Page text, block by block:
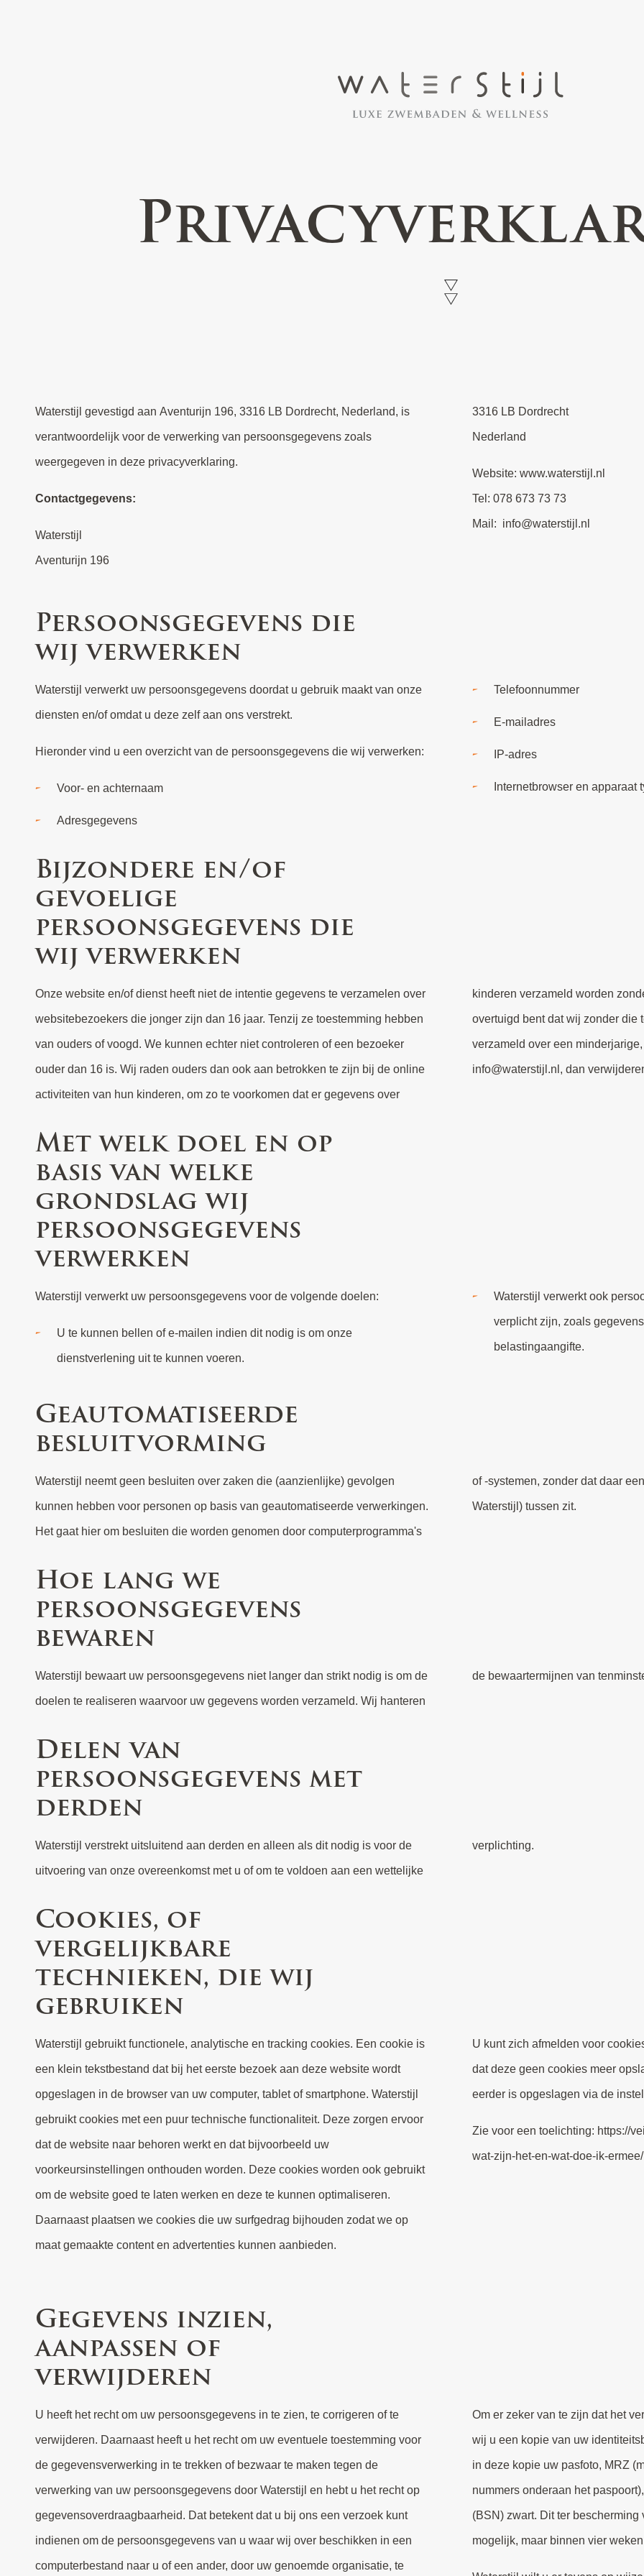
Waterstijl gevestigd aan Aventurijn 196, 3316 LB Dordrecht, Nederland, is
verantwoordelijk voor de verwerking van persoonsgegevens zoals
weergegeven in deze privacyverklaring.
Contactgegevens:
Waterstijl
Aventurijn 196
3316 LB Dordrecht
Nederland
Website: www.waterstijl.nl
Tel: 078 673 73 73
Mail: info@waterstijl.nl
Persoonsgegevens die
wij verwerken
Waterstijl verwerkt uw persoonsgegevens doordat u gebruik maakt van onze
diensten en/of omdat u deze zelf aan ons verstrekt.
Hieronder vind u een overzicht van de persoonsgegevens die wij verwerken:
Voor- en achternaam
Adresgegevens
Telefoonnummer
E-mailadres
IP-adres
Internetbrowser en apparaat
Bijzondere en/of
gevoelige
persoonsgegevens die
wij verwerken
Onze website en/of dienst heeft niet de intentie gegevens te verzamelen over
websitebezoekers die jonger zijn dan 16 jaar. Tenzij ze toestemming hebben
van ouders of voogd. We kunnen echter niet controleren of een bezoeker
ouder dan 16 is. Wij raden ouders dan ook aan betrokken te zijn bij de online
activiteiten van hun kinderen, om zo te voorkomen dat er gegevens over
kinderen verzameld worden zonder ouderlijke toestemming. Als u er van
overtuigd bent dat wij zonder die toestemming persoonlijke gegevens hebben
verzameld over een minderjarige, neem dan contact met ons op via
info@waterstijl.nl, dan
Met welk doel en op
basis van welke
grondslag wij
persoonsgegevens
verwerken
Waterstijl verwerkt uw persoonsgegevens voor de volgende doelen:
U te kunnen bellen of e-mailen indien dit nodig is om onze
dienstverlening uit te kunnen voeren.
Waterstijl verwerkt ook
verplicht zijn, zoals
belastingaangifte.
Geautomatiseerde
besluitvorming
Waterstijl neemt geen besluiten over zaken die (aanzienlijke) gevolgen
kunnen hebben voor personen op basis van geautomatiseerde verwerkingen.
Het gaat hier om besluiten die worden genomen door computerprogramma's
of -systemen, zonder dat daar een mens (bijvoorbeeld een medewerker van
Waterstijl) tussen zit.
Hoe lang we
persoonsgegevens
bewaren
Waterstijl bewaart uw persoonsgegevens niet langer dan strikt nodig is om de
doelen te realiseren waarvoor uw gegevens worden verzameld. Wij hanteren
de bewaartermijnen van
Delen van
persoonsgegevens met
derden
Waterstijl verstrekt uitsluitend aan derden en alleen als dit nodig is voor de
uitvoering van onze overeenkomst met u of om te voldoen aan een wettelijke
verplichting.
Cookies, of
vergelijkbare
technieken, die wij
gebruiken
Waterstijl gebruikt functionele, analytische en tracking cookies. Een cookie is
een klein tekstbestand dat bij het eerste bezoek aan deze website wordt
opgeslagen in de browser van uw computer, tablet of smartphone. Waterstijl
gebruikt cookies met een puur technische functionaliteit. Deze zorgen ervoor
dat de website naar behoren werkt en dat bijvoorbeeld uw
voorkeursinstellingen onthouden worden. Deze cookies worden ook gebruikt
om de website goed te laten werken en deze te kunnen optimaliseren.
Daarnaast plaatsen we cookies die uw surfgedrag bijhouden zodat we op
maat gemaakte content en advertenties kunnen aanbieden.
U kunt zich afmelden voor
dat deze geen cookies meer
eerder is opgeslagen via de
Zie voor een toelichting: https://
wat-zijn-het-en-wat-doe-ik-ermee/
Gegevens inzien,
aanpassen of
verwijderen
U heeft het recht om uw persoonsgegevens in te zien, te corrigeren of te
verwijderen. Daarnaast heeft u het recht om uw eventuele toestemming voor
de gegevensverwerking in te trekken of bezwaar te maken tegen de
verwerking van uw persoonsgegevens door Waterstijl en hebt u het recht op
gegevensoverdraagbaarheid. Dat betekent dat u bij ons een verzoek kunt
indienen om de persoonsgegevens van u waar wij over beschikken in een
computerbestand naar u of een ander, door uw genoemde organisatie, te
Om er zeker van te zijn dat het
wij u een kopie van uw
in deze kopie uw pasfoto, MRZ
nummers onderaan het
(BSN) zwart. Dit ter
mogelijk, maar binnen vier